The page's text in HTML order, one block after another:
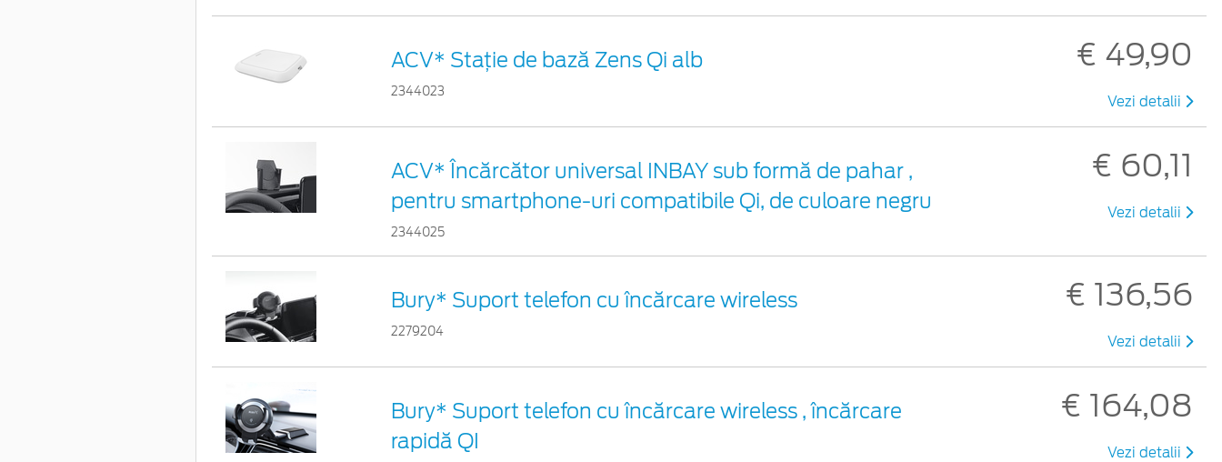
ACV* Stație de bază Zens Qi alb
2344023
€ 49,90
Vezi detalii
ACV* Încărcător universal INBAY sub formă de pahar ,
pentru smartphone-uri compatibile Qi, de culoare negru
2344025
€ 60,11
Vezi detalii
Bury* Suport telefon cu încărcare wireless
2279204
€ 136,56
Vezi detalii
Bury* Suport telefon cu încărcare wireless , încărcare
rapidă QI
€ 164,08
Vezi detalii